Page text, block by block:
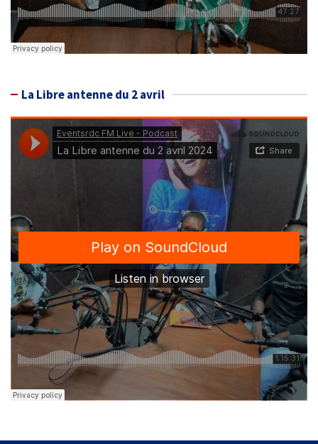
La Libre antenne du 2 avril